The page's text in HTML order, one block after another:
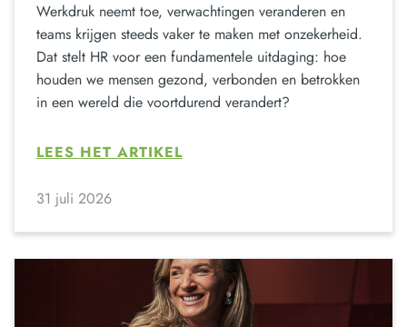
Werkdruk neemt toe, verwachtingen veranderen en
teams krijgen steeds vaker te maken met onzekerheid.
Dat stelt HR voor een fundamentele uitdaging: hoe
houden we mensen gezond, verbonden en betrokken
in een wereld die voortdurend verandert?
LEES HET ARTIKEL
31 juli 2026